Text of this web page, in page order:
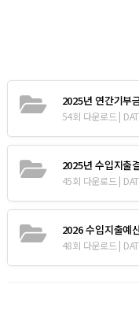
2025년 연간기부
54회 다운로드 |
2025년 수입지출
45회 다운로드 |
2026 수입지출예
48회 다운로드 |